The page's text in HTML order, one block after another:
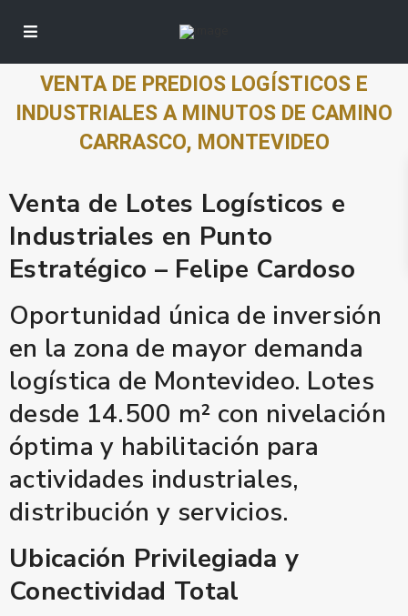
VENTA DE PREDIOS LOGÍSTICOS E
INDUSTRIALES A MINUTOS DE CAMINO
CARRASCO, MONTEVIDEO
Venta de Lotes Logísticos e
Industriales en Punto
Estratégico – Felipe Cardoso
Oportunidad única de inversión
en la zona de mayor demanda
logística de Montevideo. Lotes
desde 14.500 m² con nivelación
óptima y habilitación para
actividades industriales,
distribución y servicios.
Ubicación Privilegiada y
Conectividad Total